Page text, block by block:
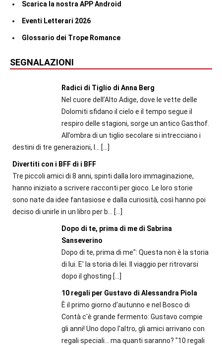
Scarica la nostra APP Android
Eventi Letterari 2026
Glossario dei Trope Romance
SEGNALAZIONI
Radici di Tiglio di Anna Berg
Nel cuore dell’Alto Adige, dove le vette delle
Dolomiti sfidano il cielo e il tempo segue il
respiro delle stagioni, sorge un antico Gasthof.
All’ombra di un tiglio secolare si intrecciano i
destini di tre generazioni, l...
[…]
Divertiti con i BFF di i BFF
Tre piccoli amici di 8 anni, spinti dalla loro immaginazione,
hanno iniziato a scrivere racconti per gioco. Le loro storie
sono nate da idee fantasiose e dalla curiosità, così hanno poi
deciso di unirle in un libro per b...
[…]
Dopo di te, prima di me di Sabrina
Sanseverino
Dopo di te, prima di me": Questa non è la storia
di lui. E' la storia di lei. Il viaggio per ritrovarsi
dopo il ghosting […]
10 regali per Gustavo di Alessandra Piola
È il primo giorno d'autunno e nel Bosco di
Contà c'è grande fermento: Gustavo compie
gli anni! Uno dopo l'altro, gli amici arrivano con
regali speciali... ma quanti saranno? "10 regali